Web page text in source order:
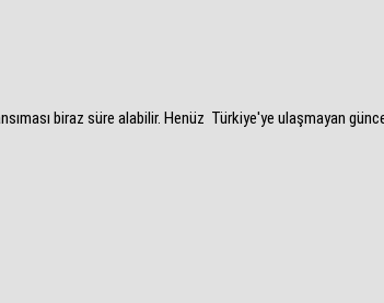
biraz süre alabilir. Henüz Türkiye'ye ulaşmayan